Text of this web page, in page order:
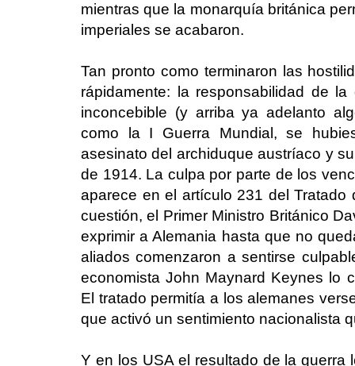
mientras que la monarquía británica
imperiales se acabaron.
Tan pronto como terminaron las
rápidamente: la responsabilidad de
inconcebible (y arriba ya adelanto
como la I Guerra Mundial, se
asesinato del archiduque austríaco y
de 1914. La culpa por parte de los
aparece en el artículo 231 del
cuestión, el Primer Ministro Británico
exprimir a Alemania hasta que no
aliados comenzaron a sentirse
economista John Maynard Keynes lo
El tratado permitía a los alemanes
que activó un sentimiento nacionalista
Y en los USA el resultado de la guerra